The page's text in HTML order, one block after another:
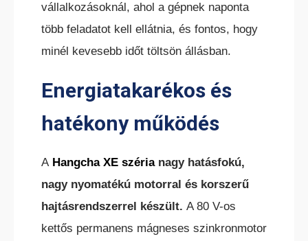
vállalkozásoknál, ahol a gépnek naponta
több feladatot kell ellátnia, és fontos, hogy
minél kevesebb időt töltsön állásban.
Energiatakarékos és
hatékony működés
A Hangcha XE széria nagy hatásfokú,
nagy nyomatékú motorral és korszerű
hajtásrendszerrel készült. A 80 V-os
kettős permanens mágneses szinkronmotor